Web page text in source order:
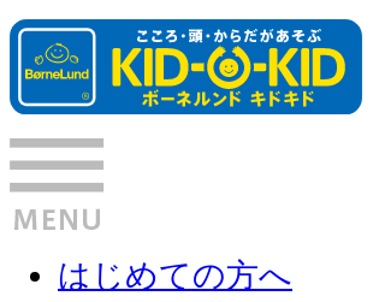
はじめての方へ